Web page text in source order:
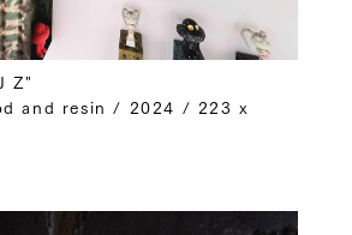
Z"
and resin / 2024 / 223 x